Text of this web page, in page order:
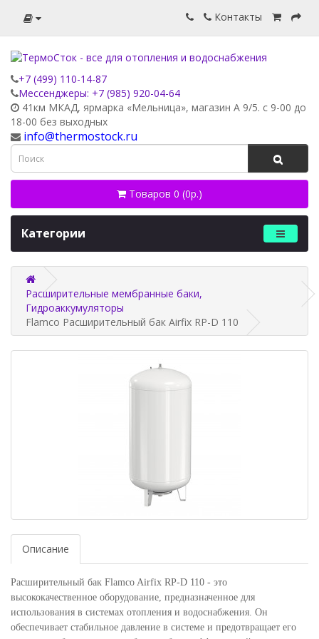
Контакты
+7 (499) 110-14-87
Мессенджеры: +7 (985) 920-04-64
41км МКАД, ярмарка «Мельница», магазин А 9/5. с 9-00 до
18-00 без выходных
info@thermostock.ru
Товаров 0 (0р.)
Категории
Расширительные мембранные баки,
Гидроаккумуляторы
Flamco Расширительный бак Airfix RP-D 110
Описание
Расширительный бак Flamco Airfix RP-D 110 - это
высококачественное оборудование, предназначенное для
использования в системах отопления и водоснабжения. Он
обеспечивает стабильное давление в системе и предотвращает его